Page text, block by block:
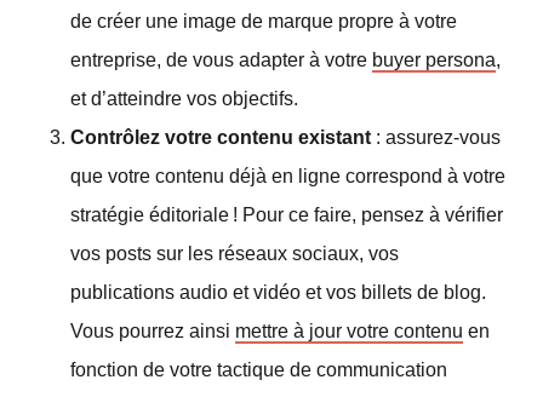
de créer une image de marque propre à votre
entreprise, de vous adapter à votre buyer persona,
et d’atteindre vos objectifs.
Contrôlez votre contenu existant : assurez-vous
que votre contenu déjà en ligne correspond à votre
stratégie éditoriale ! Pour ce faire, pensez à vérifier
vos posts sur les réseaux sociaux, vos
publications audio et vidéo et vos billets de blog.
Vous pourrez ainsi mettre à jour votre contenu en
fonction de votre tactique de communication